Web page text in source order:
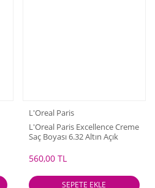
L'Oreal Paris
L'Oreal Paris Excellence Creme
Saç Boyası 6.32 Altın Açık
560,00 TL
SEPETE EKLE